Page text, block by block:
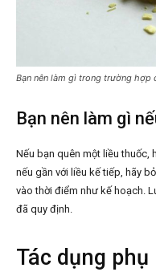
Bạn nên làm gì trong trường hợp
Bạn nên làm gì
Nếu bạn quên một liều thuốc,
nếu gần với liều kế tiếp, hãy
vào thời điểm như kế hoạch.
đã quy định.
Tác dụng phụ